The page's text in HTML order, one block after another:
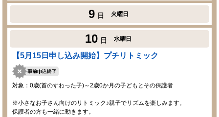
9 日 火曜日
10 日 水曜日
【5月15日申し込み開始】プチリトミック
対象：0歳(首のすわった子)～2歳0か月の子どもとその保護者
※小さなお子さん向けのリトミック♪親子でリズムを楽しみます。
保護者の方も一緒に動きます。